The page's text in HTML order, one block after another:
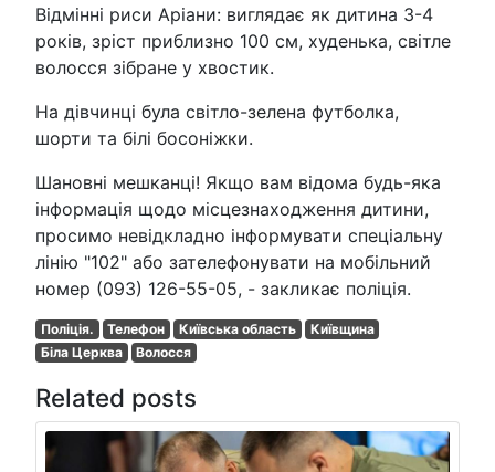
Відмінні риси Аріани: виглядає як дитина 3-4
років, зріст приблизно 100 см, худенька, світле
волосся зібране у хвостик.
На дівчинці була світло-зелена футболка,
шорти та білі босоніжки.
Шановні мешканці! Якщо вам відома будь-яка
інформація щодо місцезнаходження дитини,
просимо невідкладно інформувати спеціальну
лінію "102" або зателефонувати на мобільний
номер (093) 126-55-05, - закликає поліція.
Поліція. Телефон Київська область
Київщина
Біла Церква
Волосся
Related posts